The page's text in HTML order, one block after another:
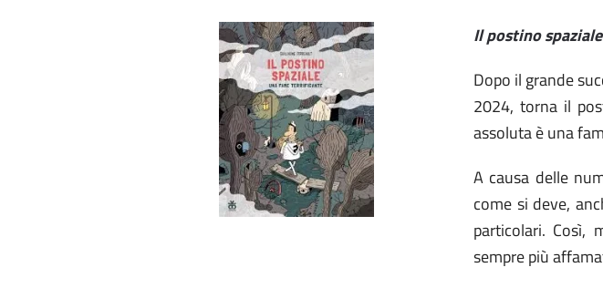
Il postino
Dopo il grande
2024, torna il
assoluta è una
A causa delle
come si deve,
particolari. Così,
sempre più